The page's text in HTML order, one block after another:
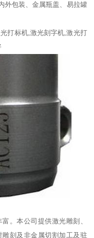
外包装、金属瓶盖、易拉罐
打标机,激光刻字机,激光打
。本公司提供激光雕刻、
刻及非金属切割加工及驻